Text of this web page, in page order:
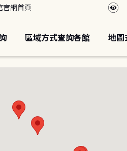
官網首頁
區域方式查詢各館 地圖